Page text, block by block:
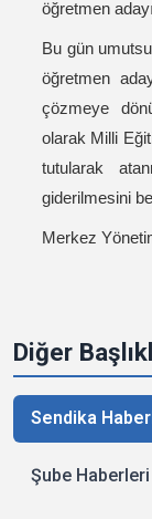
Diğer
Sendika
Şube Haberleri
öğretmen
Bu gün
öğretmen
çözmeye
olarak Milli
tutularak
giderilmesini
Merkez